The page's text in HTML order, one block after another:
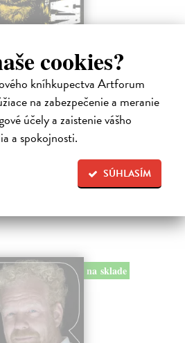
cookies?
kníhkupectva Artforum
na zabezpečenie a meranie
účely a zaistenie vášho
a spokojnosti.
SÚHLASÍM
| Kniha
kresťan, trubadúr lásky aj drzá držka.
Nietzscheho pravnuk, sezónny
Róm, samozvaný Cigán, filozof
na sklade